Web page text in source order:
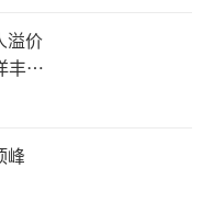
月进入换股期后，
6日，仅一个多月
成换股，债券余
溢价
丰、
峰